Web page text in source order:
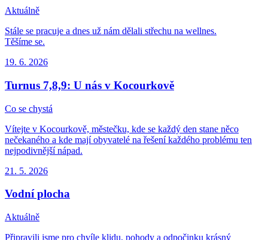
Aktuálně
Stále se pracuje a dnes už nám dělali střechu na wellnes.
Těšíme se.
19. 6. 2026
Turnus 7,8,9: U nás v Kocourkově
Co se chystá
Vítejte v Kocourkově, městečku, kde se každý den stane něco
nečekaného a kde mají obyvatelé na řešení každého problému ten
nejpodivnější nápad.
21. 5. 2026
Vodní plocha
Aktuálně
Připravili jsme pro chvíle klidu, pohody a odpočinku krásný